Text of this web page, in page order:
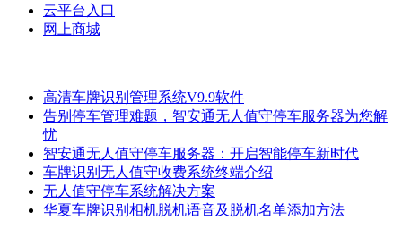
云平台入口
网上商城
高清车牌识别管理系统V9.9软件
告别停车管理难题，智安通无人值守停车服务器为您解
忧
智安通无人值守停车服务器：开启智能停车新时代
车牌识别无人值守收费系统终端介绍
无人值守停车系统解决方案
华夏车牌识别相机脱机语音及脱机名单添加方法